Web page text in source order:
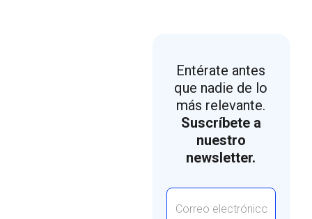
Entérate antes
que nadie de lo
más relevante.
Suscríbete a
nuestro
newsletter.